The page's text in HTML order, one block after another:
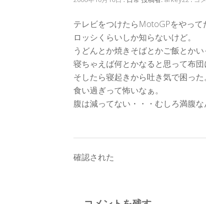
テレビをつけたらMotoGPをやって
ロッシくらいしか知らないけど。
うどんとか焼きそばとかご飯とか
寝ちゃえば何とかなると思って布
そしたら寝起きから吐き気で困っ
食い過ぎって怖いなぁ。
腹は減ってない・・・むしろ満腹
投
ナ
確認された